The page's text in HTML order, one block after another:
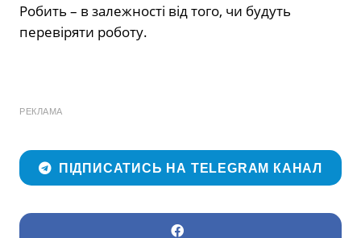
Робить – в залежності від того, чи будуть
перевіряти роботу.
РЕКЛАМА
ПІДПИСАТИСЬ НА TELEGRAM КАНАЛ